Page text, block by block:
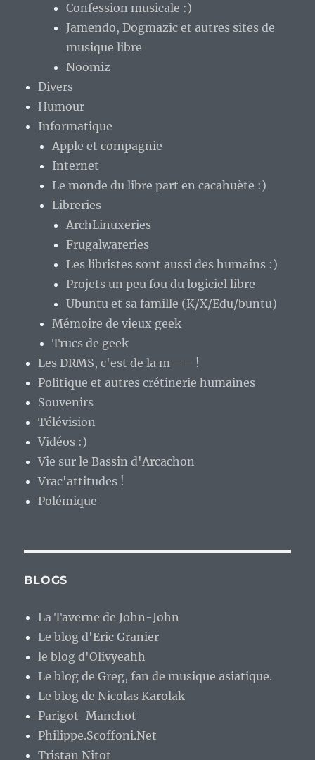
Confession musicale :)
Jamendo, Dogmazic et autres sites de
musique libre
Noomiz
Divers
Humour
Informatique
Apple et compagnie
Internet
Le monde du libre part en cacahuète :)
Libreries
ArchLinuxeries
Frugalwareries
Les libristes sont aussi des humains :)
Projets un peu fou du logiciel libre
Ubuntu et sa famille (K/X/Edu/buntu)
Mémoire de vieux geek
Trucs de geek
Les DRMS, c'est de la m—– !
Politique et autres crétinerie humaines
Souvenirs
Télévision
Vidéos :)
Vie sur le Bassin d'Arcachon
Vrac'attitudes !
Polémique
BLOGS
La Taverne de John-John
Le blog d'Eric Granier
le blog d'Olivyeahh
Le blog de Greg, fan de musique asiatique.
Le blog de Nicolas Karolak
Parigot-Manchot
Philippe.Scoffoni.Net
Tristan Nitot